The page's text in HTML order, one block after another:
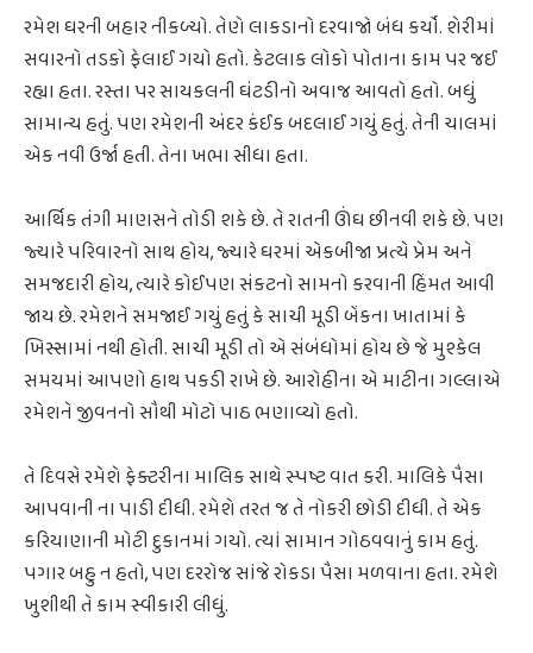
રમેશ ઘરની બહાર નીકળ્યો. તેણે લાકડાનો દરવાજો બંધ કર્યો. શેરીમાં
સવારનો તડકો ફેલાઈ ગયો હતો. કેટલાક લોકો પોતાના કામ પર જઈ
રહ્યા હતા. રસ્તા પર સાયકલની ઘંટડીનો અવાજ આવતો હતો. બધું
સામાન્ય હતું. પણ રમેશની અંદર કંઈક બદલાઈ ગયું હતું. તેની ચાલમાં
એક નવી ઉર્જા હતી. તેના ખભા સીધા હતા.
આર્થિક તંગી માણસને તોડી શકે છે. તે રાતની ઊંઘ છીનવી શકે છે. પણ
જ્યારે પરિવારનો સાથ હોય, જ્યારે ઘરમાં એકબીજા પ્રત્યે પ્રેમ અને
સમજદારી હોય, ત્યારે કોઈપણ સંકટનો સામનો કરવાની હિંમત આવી
જાય છે. રમેશને સમજાઈ ગયું હતું કે સાચી મૂડી બેંકના ખાતામાં કે
ખિસ્સામાં નથી હોતી. સાચી મૂડી તો એ સંબંધોમાં હોય છે જે મુશ્કેલ
સમયમાં આપણો હાથ પકડી રાખે છે. આરોહીના એ માટીના ગલ્લાએ
રમેશને જીવનનો સૌથી મોટો પાઠ ભણાવ્યો હતો.
તે દિવસે રમેશે ફેક્ટરીના માલિક સાથે સ્પષ્ટ વાત કરી. માલિકે પૈસા
આપવાની ના પાડી દીધી. રમેશે તરત જ તે નોકરી છોડી દીધી. તે એક
કરિયાણાની મોટી દુકાનમાં ગયો. ત્યાં સામાન ગોઠવવાનું કામ હતું.
પગાર બહુ ન હતો, પણ દરરોજ સાંજે રોકડા પૈસા મળવાના હતા. રમેશે
ખુશીથી તે કામ સ્વીકારી લીધું.